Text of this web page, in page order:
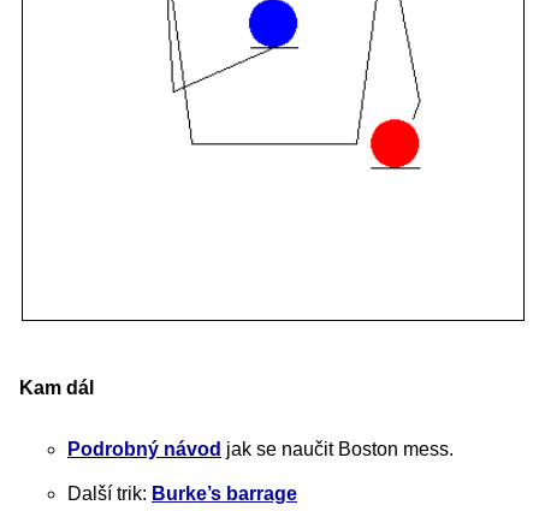
Kam dál
Podrobný návod jak se naučit Boston mess.
Další trik: Burke’s barrage